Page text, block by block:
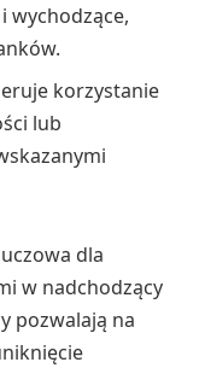
wychodzące,
korzystanie
lub
dla
w nadchodzący
pozwalają na